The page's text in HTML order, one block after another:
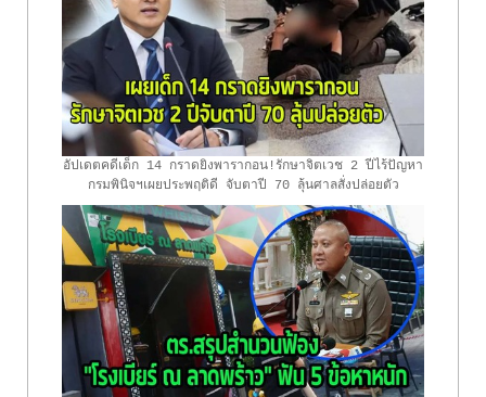
อัปเดตคดีเด็ก 14 กราดยิงพารากอน!รักษาจิตเวช 2 ปีไร้ปัญหา
กรมพินิจฯเผยประพฤติดี จับตาปี 70 ลุ้นศาลสั่งปล่อยตัว